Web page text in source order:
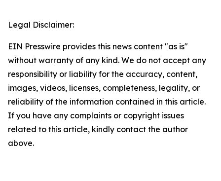
Legal Disclaimer:
EIN Presswire provides this news content "as is"
without warranty of any kind. We do not accept any
responsibility or liability for the accuracy, content,
images, videos, licenses, completeness, legality, or
reliability of the information contained in this article.
If you have any complaints or copyright issues
related to this article, kindly contact the author
above.